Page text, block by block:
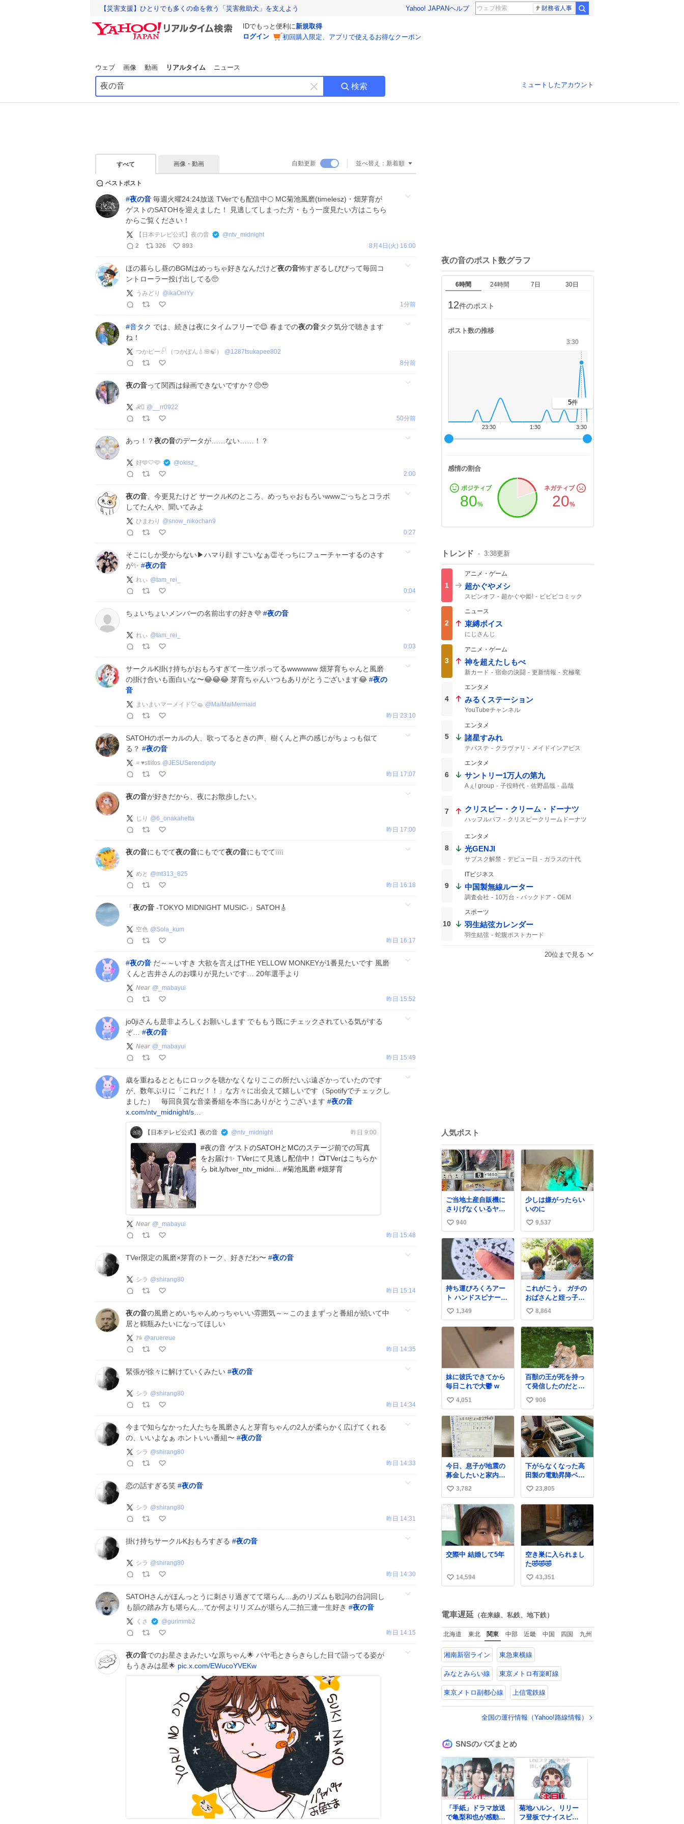
【災害支援】ひとりでも多くの命を救う「災害救助犬」を支えよう Yahoo! JAPANヘルプ 財務省人事
IDでもっと便利に新規取得
ログイン
初回購入限定、アプリで使えるお得なクーポン
ウェブ 画像 動画 リアルタイム ニュース
キ
ー
す
検索 ミュートしたアカウント
すべて 画像・動画 自動更新 並べ替え： 新着順
ベストポスト
#夜の音 毎週火曜24:24放送 TVerでも配信中🌕 MC菊池風磨(timelesz)・畑芽育が
ゲストのSATOHを迎えました！ 見逃してしまった方・もう一度見たい方はこちら
からご覧ください！
【日本テレビ公式】夜の音 @ntv_midnight
2
326 893 8月4日(火) 16:00
ほの暮らし昼のBGMはめっちゃ好きなんだけど夜の音怖すぎるしびびって毎回コ
ントローラー投げ出してる🥺
うみどり @ikaOnlYy
1分前
#音タク では、続きは夜にタイムフリーで😌 春までの夜の音タク気分で聴きます
ね！
つかピー𓍯（つかぽん💧🌸🍃） @1287tsukapee802
8分前
夜の音って関西は録画できないですか？🥺🥹
ℛ⃛ @ __rr0922
50分前
あっ！？夜の音のデータが……ない……！？
好🩵🤍🩷 @okisz_
2:00
夜の音 、今更見たけど サークルKのところ、めっちゃおもろいwwwごっちとコラボ
してたんや、聞いてみよ
ひまわり @snow_nikochan9
0:27
そこにしか受からない▶︎ハマり顔 すごいなぁ👏そっちにフューチャーするのさす
が✨️ #夜の音
れぃ @tam_rei_
0:04
ちょいちょいメンバーの名前出すの好き💜 #夜の音
れぃ @tam_rei_
0:03
サークルK掛け持ちがおもろすぎて一生ツボってるwwwwww 畑芽育ちゃんと風磨
の掛け合いも面白いな〜😂😂😂 芽育ちゃんいつもありがとうございます😂 #夜の
音
まいまいマーメイド🤍🧽 @ MaiMaiMermaid
昨日 23:10
SATOHのボーカルの人、歌ってるときの声、樹くんと声の感じがちょっも似て
る？ #夜の音
= ♥️stlifos @JESUSerendipity
昨日 17:07
夜の音が好きだから、夜にお散歩したい。
じり @6_onakahetta
昨日 17:00
夜の音にもでて夜の音にもでて夜の音にもでて❕❕❕❕
めと @mt313_825
昨日 16:18
「 夜の音 -TOKYO MIDNIGHT MUSIC-」SATOH🎸
空色 @Sola_kum
昨日 16:17
#夜の音 だ～～いすき 大欲を言えばTHE YELLOW MONKEYが1番見たいです 風磨
くんと吉井さんのお喋りが見たいです… 20年選手より
𝘕𝘦𝘢𝘳 @ _mabayui
昨日 15:52
jo0jiさんも是非よろしくお願いします でももう既にチェックされている気がする
ぞ… #夜の音
𝘕𝘦𝘢𝘳 @ _mabayui
昨日 15:49
歳を重ねるとともにロックを聴かなくなりここの所だいぶ遠ざかっていたのです
が、数年ぶりに「これだ！！」な方々に出会えて嬉しいです（Spotifyでチェックし
ました） 毎回良質な音楽番組を本当にありがとうございます #夜の音
x.com/ntv_midnight/s…
【日本テレビ公式】夜の音 @ntv_midnight 昨日 9:00
#夜の音 ゲストのSATOHとMCのステージ前での写真
をお届け✨ TVerにて見逃し配信中！ 📺TVerはこちらか
ら bit.ly/tver_ntv_midni… #菊池風磨 #畑芽育
𝘕𝘦𝘢𝘳 @ _mabayui
昨日 15:48
TVer限定の風磨×芽育のトーク、好きだわ〜 #夜の音
シラ @shirang80
昨日 15:14
夜の音の風磨とめいちゃんめっちゃいい雰囲気～～このままずっと番組が続いて中
居と鶴瓶みたいになってほしい
ｱﾙ @aruereue
昨日 14:35
緊張が徐々に解けていくみたい #夜の音
シラ @shirang80
昨日 14:34
今まで知らなかった人たちを風磨さんと芽育ちゃんの2人が柔らかく広げてくれる
の、いいよなぁ ホントいい番組〜 #夜の音
シラ @shirang80
昨日 14:33
恋の話すぎる笑 #夜の音
シラ @shirang80
昨日 14:31
掛け持ちサークルKおもろすぎる #夜の音
シラ @shirang80
昨日 14:30
SATOHさんがほんっとうに刺さり過ぎてて堪らん…あのリズムも歌詞の台詞回し
も韻の踏み方も堪らん…てか何よりリズムが堪らん二拍三連一生好き #夜の音
くさ @gurimmb2
昨日 14:15
夜の音でのお星さまみたいな原ちゃん🌟 パヤ毛ときらきらした目で語ってる姿が
もうきみは星🌟 pic.x.com/EWucoYVEKw
夜の音のポスト数グラフ
6時間 24時間 7日 30日
12件のポスト
ポスト数の推移
3:30
1:30
23:30
3:30
5件
感情の割合
ポジティブ
80%
ネガティブ
20%
トレンド 3:38更新
1
アニメ・ゲーム
超かぐやメシ
スピンオフ 超かぐや姫!
ビビビコミック
10年後
2
ニュース
束縛ボイス
にじさんじ
3
アニメ・ゲーム
神を超えたしもべ
新カード 宿命の決闘 更新情報 究極竜
4
エンタメ
みるくステーション
YouTubeチャンネル
5
エンタメ
諸星すみれ
テパステ クラヴァリ
メイドインアビス
6
エンタメ
サントリー1万人の第九
Aぇ! group 子役時代 佐野晶哉 晶哉
7 クリスピー・クリーム・ドーナツ
ハッフルパフ クリスピークリームドーナツ
8
エンタメ
光GENJI
サブスク解禁 デビュー日
ガラスの十代
9
ITビジネス
中国製無線ルーター
調査会社 10万台 バックドア
OEM
10
スポーツ
羽生結弦カレンダー
羽生結弦 蛇腹ポストカード
20位まで見る
人気ポスト
ご当地土産自販機に
さりげなくいるヤド
ン¥1650
い
い
ね
数
940
少しは嫌がったらい
いのに
い
い
ね
数
9,537
持ち運びろくろアー
ト ハンドスピナー会
社の偉い人、見てく
ださい。
い
い
1,349
これがこう。 ガチの
おばさんと姪っ子で
す。 （身長抜かされ
ててしぬ笑） #ヤツ
ルギ12 #家族でヒロ
イン
い
い
ね
数
8,864
妹に彼氏できてから
毎日これで大鬱 w
い
い
ね
数
4,051
百獣の王が死を持っ
て発信したのだと思
う 高温多湿が尋常で
ない日本の夏 どうか
早急に飼育の環境を
見直して 動物の命を
護ってください…と
治療中のライオンが
助かりますように す
べての動物の命が護
られますように
2026.7.3📷多摩動物
公園にて 残念ながら
個体の識別は出来ま
せん
い
い
ね
数
906
今日、息子が地震の
募金したいと家内と
郵便局に行ったみた
いです。おもちゃと
か買う選択肢もあっ
たと思うけど、自分
で貯めてた2万円を役
に立てて欲しい、み
んなも元気になって
欲しいと。家内も一
緒に募金したので、
なぁと思いました。
い
い
3,782
下がらなくなった高
田製の電動昇降ベッ
ト。 メーカーから
は、完全に見放され
たんですが、 見事に
85歳の父が治しまし
た。 うちの父は、ト
ヨタカローラのボデ
ィをオート生産す
る、工業ロボットの
製作者なんですが、
父が電動ベットの配
線をハンダで修理し
ている横で、
い
い
ね
数
23,805
交際中 結婚して5年
い
数
14,594
空き巣に入られまし
た🤣🤣🤣
い
数
43,351
電車遅延 （在来線、私鉄、地下鉄）
北海道 東北 関東 中部 近畿 中国 四国 九州
湘南新宿ライン 東急東横線
みなとみらい線 東京メトロ有楽町線
東京メトロ副都心線 上信電鉄線
全国の運行情報（Yahoo!路線情報）
SNSのバズまとめ
「手紙」ドラマ放送
で亀梨和也が感動、
菊地ハルン、リリー
フ登板でナイスピッ